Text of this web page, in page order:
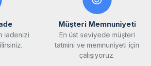
iadenizi
Müşteri Memnuniyeti
En üst seviyede müşteri
tatmini ve memnuniyeti için
çalışıyoruz.